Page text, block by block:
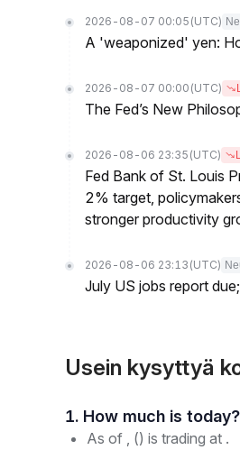
2026-08-07 00:05 (UTC)
A 'weaponized' yen:
2026-08-07 00:00 (UTC)
The Fed’s New
2026-08-06 23:35 (UTC)
Fed Bank of St. Louis
2% target,
stronger productivity
2026-08-06 23:13 (UTC)
July US jobs report
Usein kysyttyä
1. How much is today?
As of , () is trading at .